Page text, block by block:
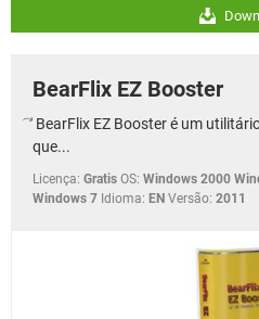
BearFlix EZ Booster
BearFlix EZ Booster é um
que...
Licença: Gratis OS: Windows 2000
Windows 7 Idioma: EN Versão: 2011